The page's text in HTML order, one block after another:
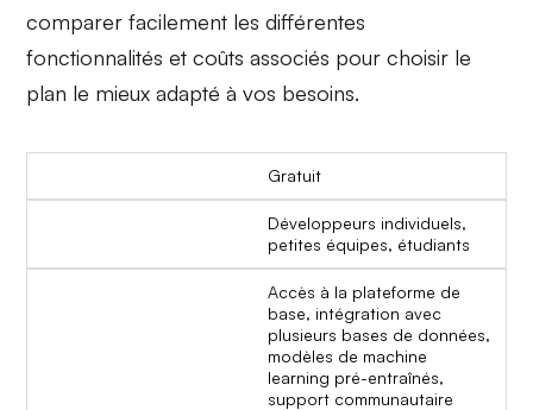
comparer facilement les différentes
fonctionnalités et coûts associés pour choisir le
plan le mieux adapté à vos besoins.
Gratuit
Développeurs individuels,
petites équipes, étudiants
Accès à la plateforme de
base, intégration avec
plusieurs bases de données,
modèles de machine
learning pré-entraînés,
support communautaire